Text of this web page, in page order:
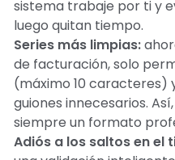
sistema trabaje por ti y
luego quitan tiempo.
Series más limpias:
de facturación, solo
(máximo 10 caracteres)
guiones innecesarios.
siempre un formato
Adiós a los saltos en el